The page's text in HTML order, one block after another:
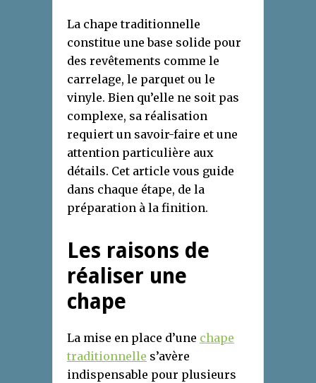
La chape traditionnelle
constitue une base solide pour
des revêtements comme le
carrelage, le parquet ou le
vinyle. Bien qu’elle ne soit pas
complexe, sa réalisation
requiert un savoir-faire et une
attention particulière aux
détails. Cet article vous guide
dans chaque étape, de la
préparation à la finition.
Les raisons de
réaliser une
chape
La mise en place d’une chape
traditionnelle s’avère
indispensable pour plusieurs